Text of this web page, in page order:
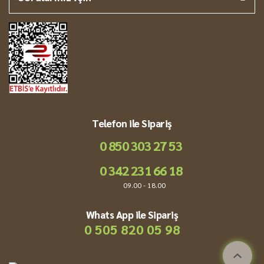
Tadı çok güzel normal kırmızı tarhana gibi değil
rıdvan topal | 25/03/2018
lezzetli
kez makarna attım içine öylede güzel oldu
burcu parlak | 07/03/2018
Gaziantep'in tarhanasın ilk kez denedim çok
begendim tadını çorbası lezzetli oldu
Telefon ile Sipariş
0 850 303 27 53
0 342 231 66 18
09.00 - 18.00
Whats App ile Sipariş
0 505 820 05 98